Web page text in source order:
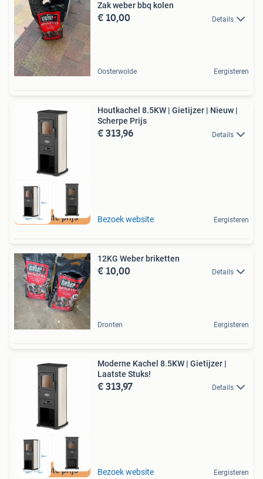
Zak weber bbq kolen
€ 10,00 Details
Oosterwolde Eergisteren
De beste prijs
Houtkachel 8.5KW | Gietijzer | Nieuw |
Scherpe Prijs
€ 313,96 Details
Bezoek website Eergisteren
12KG Weber briketten
€ 10,00 Details
Dronten Eergisteren
De beste prijs
Moderne Kachel 8.5KW | Gietijzer |
Laatste Stuks!
€ 313,97 Details
Bezoek website Eergisteren